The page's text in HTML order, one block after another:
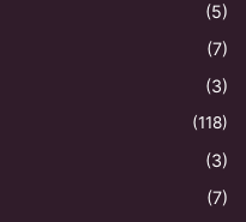
(5)
(7)
(3)
(118)
(3)
(7)